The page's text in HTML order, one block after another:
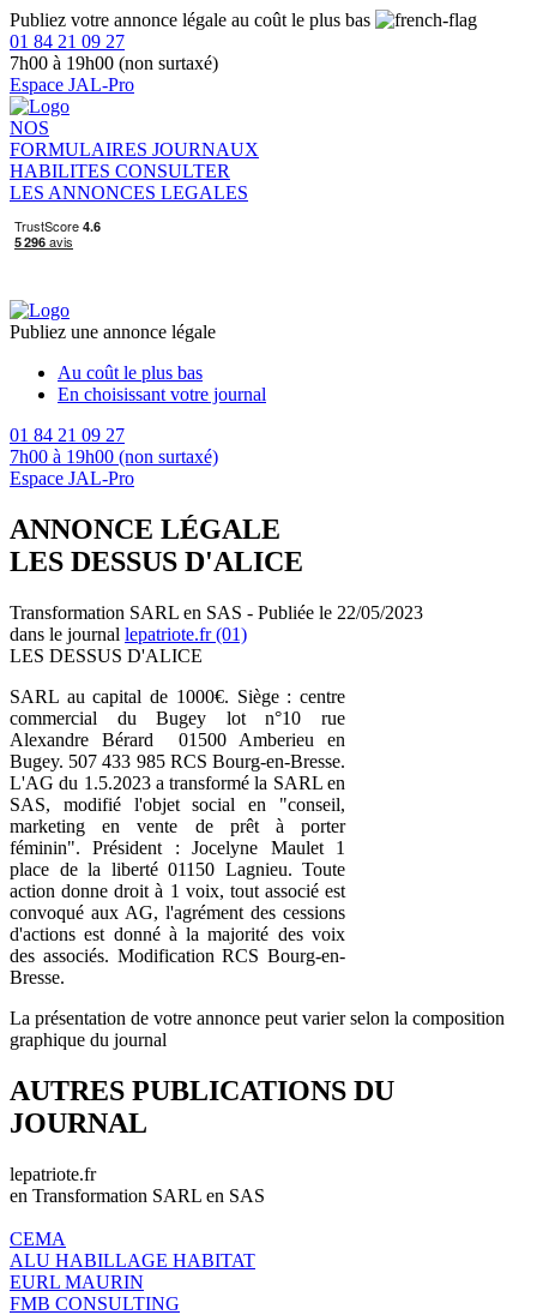
Publiez votre annonce légale au coût le plus bas
01 84 21 09 27
7h00 à 19h00 (non surtaxé)
Espace JAL-Pro
NOS
FORMULAIRES JOURNAUX
HABILITES CONSULTER
LES ANNONCES LEGALES
Publiez une annonce légale
Au coût le plus bas
En choisissant votre journal
01 84 21 09 27
7h00 à 19h00 (non surtaxé)
Espace JAL-Pro
ANNONCE LÉGALE
LES DESSUS D'ALICE
Transformation SARL en SAS - Publiée le 22/05/2023
dans le journal lepatriote.fr (01)
LES DESSUS D'ALICE
SARL au capital de 1000€. Siège : centre
commercial du Bugey lot n°10 rue
Alexandre Bérard 01500 Amberieu en
Bugey. 507 433 985 RCS Bourg-en-Bresse.
L'AG du 1.5.2023 a transformé la SARL en
SAS, modifié l'objet social en "conseil,
marketing en vente de prêt à porter
féminin". Président : Jocelyne Maulet 1
place de la liberté 01150 Lagnieu. Toute
action donne droit à 1 voix, tout associé est
convoqué aux AG, l'agrément des cessions
d'actions est donné à la majorité des voix
des associés. Modification RCS Bourg-en-
Bresse.
La présentation de votre annonce peut varier selon la composition
graphique du journal
AUTRES PUBLICATIONS DU
JOURNAL
lepatriote.fr
en Transformation SARL en SAS
CEMA
ALU HABILLAGE HABITAT
EURL MAURIN
FMB CONSULTING